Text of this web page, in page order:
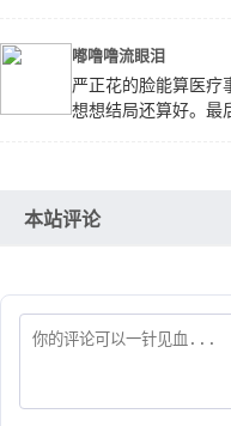
嘟噜噜流眼泪
严正花的脸能算医疗
想想结局还算好。最
本站评论